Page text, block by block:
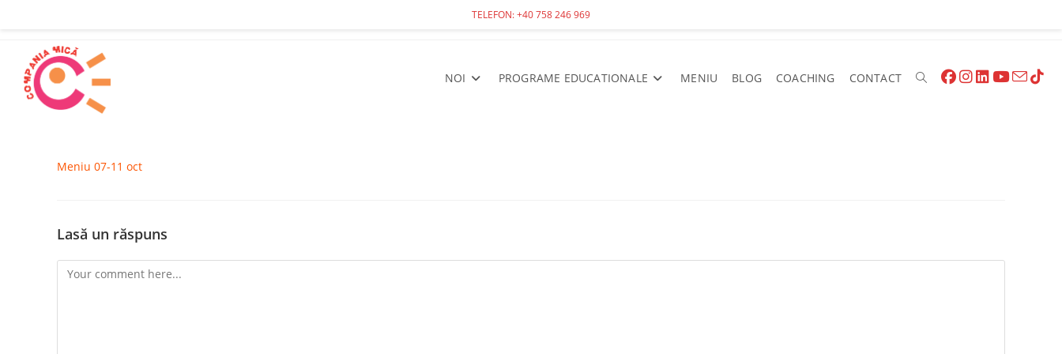
content
TELEFON: +40 758 246 969
NOI PROGRAME EDUCATIONALE MENIU BLOG COACHING CONTACT Toggle
Meniu 07-11 oct
Lasă un răspuns
Comment